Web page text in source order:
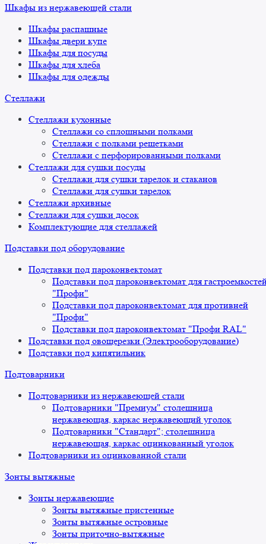
Шкафы из нержавеющей стали
Шкафы распашные
Шкафы двери купе
Шкафы для посуды
Шкафы для хлеба
Шкафы для одежды
Стеллажи
Стеллажи кухонные
Стеллажи со сплошными полками
Стеллажи с полками решетками
Стеллажи с перфорированными полками
Стеллажи для сушки посуды
Стеллажи для сушки тарелок и стаканов
Стеллажи для сушки тарелок
Стеллажи архивные
Стеллажи для сушки досок
Комплектующие для стеллажей
Подставки под оборудование
Подставки под пароконвектомат
Подставки под пароконвектомат для
"Профи"
Подставки под пароконвектомат для противней
"Профи"
Подставки под пароконвектомат "Профи RAL"
Подставки под овощерезки (Электрооборудование)
Подставки под кипятильник
Подтоварники
Подтоварники из нержавеющей стали
Подтоварники "Премиум" столешница
нержавеющая, каркас нержавеющий уголок
Подтоварники "Стандарт"; столешница
нержавеющая, каркас оцинкованный уголок
Подтоварники из оцинкованной стали
Зонты вытяжные
Зонты нержавеющие
Зонты вытяжные пристенные
Зонты вытяжные островные
Зонты приточно-вытяжные